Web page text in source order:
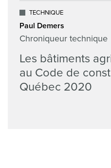
TECHNIQUE
Paul Demers
Chroniqueur technique
Les bâtiments
au Code de
Québec 2020